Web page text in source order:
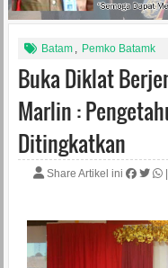
Batam , Pemko Batamk
Buka Diklat
Marlin :
Ditingkatkan
Share Artikel ini